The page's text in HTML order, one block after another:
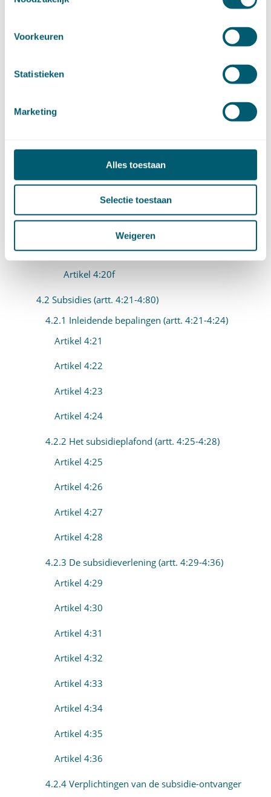
Voorkeuren
Statistieken
Marketing
Alles toestaan
Selectie toestaan
Weigeren
Artikel 4:17
4.1.3.3 Positieve fictieve beschikking bij niet
Artikel 4:20a
Artikel 4:20c
Artikel 4:20d
Artikel 4:20e
Artikel 4:20f
4.2 Subsidies (artt. 4:21-4:80)
4.2.1 Inleidende bepalingen (artt. 4:21-4:24)
Artikel 4:21
Artikel 4:22
Artikel 4:23
Artikel 4:24
4.2.2 Het subsidieplafond (artt. 4:25-4:28)
Artikel 4:25
Artikel 4:26
Artikel 4:27
Artikel 4:28
4.2.3 De subsidieverlening (artt. 4:29-4:36)
Artikel 4:29
Artikel 4:30
Artikel 4:31
Artikel 4:32
Artikel 4:33
Artikel 4:34
Artikel 4:35
Artikel 4:36
4.2.4 Verplichtingen van de subsidie-ontvanger